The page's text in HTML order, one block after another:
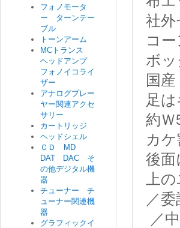
社
コ
ボッ
国産
足
約Ｗ
カ
後
上
／
／
フォノモータ
ー ターンテー
ブル
トーンアーム
MCトランス
ヘッドアンプ
フォノイコライ
ザー
アナログプレー
ヤー関連アクセ
サリー
カートリッジ
ヘッドシェル
ＣＤ MD
DAT DAC そ
の他デジタル機
器
チューナー チ
ューナー関連機
器
グラフィックイ